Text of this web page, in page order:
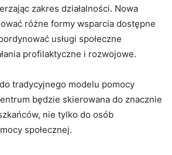
zakres działalności. Nowa
różne formy wsparcia dostępne
usługi społeczne
profilaktyczne i rozwojowe.
tradycyjnego modelu pomocy
będzie skierowana do znacznie
nie tylko do osób
społecznej.